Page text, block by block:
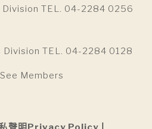
TEL. 04-2284 0256
TEL. 04-2284 0128
Members